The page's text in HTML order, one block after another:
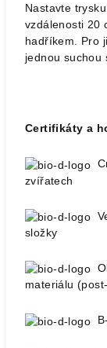
Nastavte
vzdálenosti 20
hadříkem. Pro
jednou suchou
Certifikáty a
zvířatech
složky
materiálu